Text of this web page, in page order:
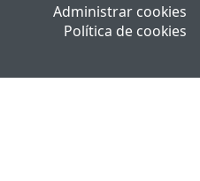
Administrar cookies
Política de cookies